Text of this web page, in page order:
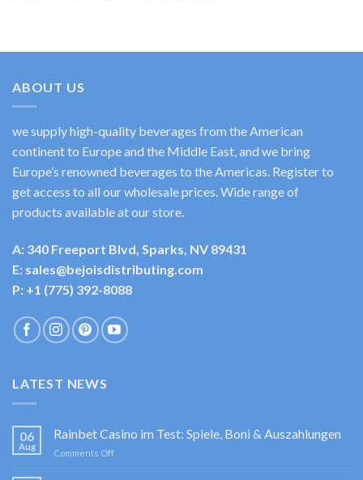
ABOUT US
we supply high-quality beverages from the American
continent to Europe and the Middle East, and we bring
Europe’s renowned beverages to the Americas. Register to
get access to all our wholesale prices. Wide range of
products available at our store.
A: 340 Freeport Blvd, Sparks, NV 89431
E: sales@bejoisdistributing.com
P: +1 (775) 392-8088
LATEST NEWS
06
Aug
Rainbet Casino im Test: Spiele, Boni & Auszahlungen
Comments Offon